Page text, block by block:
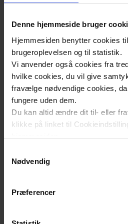
Denne hjemmeside bruger
Hjemmesiden benytter cookies
brugeroplevelsen og til statistik.
Vi anvender også cookies fra
hvilke cookies, du vil give
fravælge nødvendige cookies,
fungere uden dem.
Du kan altid ændre dit til- eller
klikke på linket til
Læs mere om brugen af cookies
Læs mere om vores behandling
Nødvendig
Præferencer